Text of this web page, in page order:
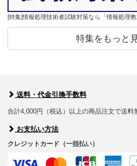
[特集]情報処理技術者試験対策なら「情報処理教
特集をもっと
送料・代金引換手数料
合計4,000円（税込）以上の商品注文で送料
お支払い方法
クレジットカード（一括払い）